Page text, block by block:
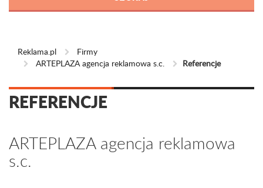
Reklama.pl
Firmy
ARTEPLAZA agencja reklamowa s.c.
Referencje
REFERENCJE
ARTEPLAZA agencja reklamowa
s.c.